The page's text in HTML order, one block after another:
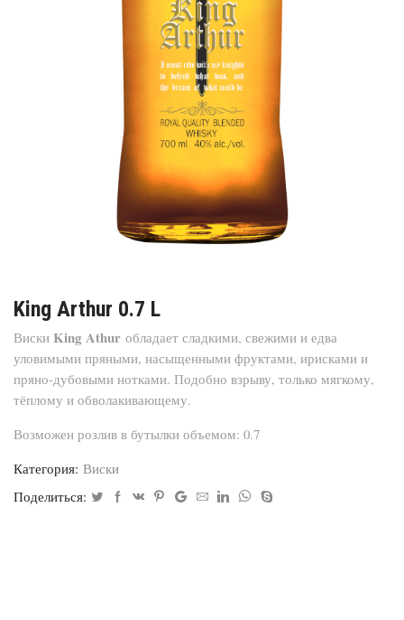
King Arthur 0.7 L
Виски King Athur обладает сладкими, свежими и едва
уловимыми пряными, насыщенными фруктами, ирисками и
пряно-дубовыми нотками. Подобно взрыву, только мягкому,
тёплому и обволакивающему.
Возможен розлив в бутылки объемом: 0.7
Категория: Виски
Поделиться: